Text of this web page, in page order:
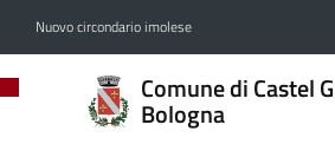
Nuovo circondario imolese
Comune di Castel
Bologna
Comune
di